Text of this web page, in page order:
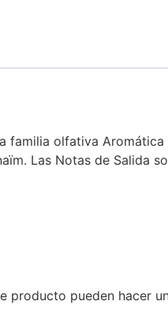
familia olfativa Aromática
Las Notas de Salida
producto pueden hacer